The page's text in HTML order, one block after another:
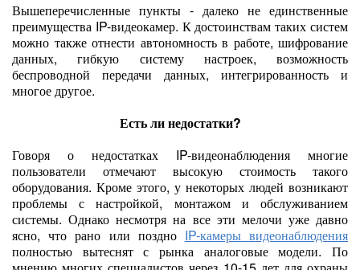
Вышеперечисленные пункты - далеко не единственные
преимущества IP-видеокамер. К достоинствам таких систем
можно также отнести автономность в работе, шифрование
данных, гибкую систему настроек, возможность
беспроводной передачи данных, интегрированность и
многое другое.
Есть ли недостатки?
Говоря о недостатках IP-видеонаблюдения многие
пользователи отмечают высокую стоимость такого
оборудования. Кроме этого, у некоторых людей возникают
проблемы с настройкой, монтажом и обслуживанием
системы. Однако несмотря на все эти мелочи уже давно
ясно, что рано или поздно IP-камеры видеонаблюдения
полностью вытеснят с рынка аналоговые модели. По